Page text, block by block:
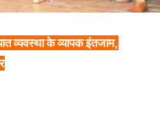
व्यवस्था के व्यापक इंतजाम,